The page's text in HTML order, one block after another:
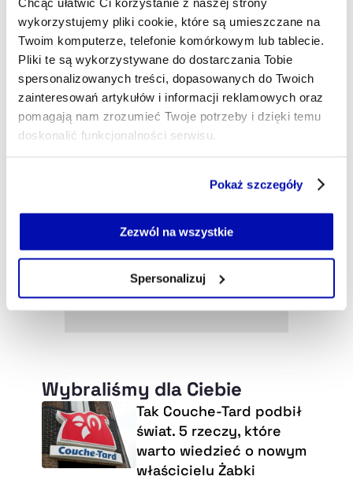
wykorzystujemy pliki cookie, które są umieszczane na
Twoim komputerze, telefonie komórkowym lub tablecie.
Pliki te są wykorzystywane do dostarczania Tobie
spersonalizowanych treści, dopasowanych do Twoich
zainteresowań artykułów i informacji reklamowych oraz
pomagają nam zrozumieć Twoje potrzeby i dzięki temu
doskonalić funkcjonalności serwisu.
Jeżeli nie wyrażasz zgody na zapisywanie plików cookie,
możesz łatwo zarządzać swoimi uprawnieniami, np. we
własnej przeglądarce internetowej lub po wybraniu opcji
Pokaż szczegóły
Zezwól na wszystkie
Spersonalizuj
Wybraliśmy dla Ciebie
Tak Couche-Tard podbił
świat. 5 rzeczy, które
warto wiedzieć o nowym
właścicielu Żabki
jakościowe dziennikarstwo. Jestem fanem sportu i
biznesu, najlepiej gdy występują razem.
grzegorz.nawacki@xyz.pl